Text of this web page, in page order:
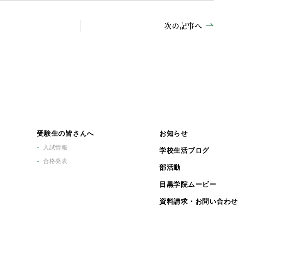
次の記事へ
受験生の皆さんへ
入試情報
合格発表
お知らせ
学校生活ブログ
部活動
目黒学院ムービー
資料請求・お問い合わせ